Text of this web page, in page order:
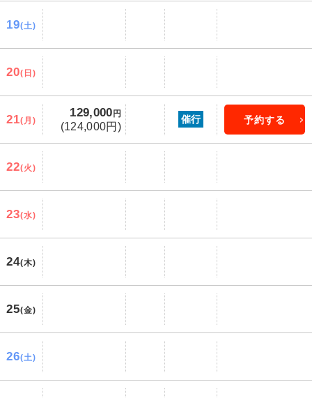
19(土)
20(日)
21(月)
129,000 円
(124,000円)
催行 予約する
22(火)
23(水)
24(木)
25(金)
26(土)